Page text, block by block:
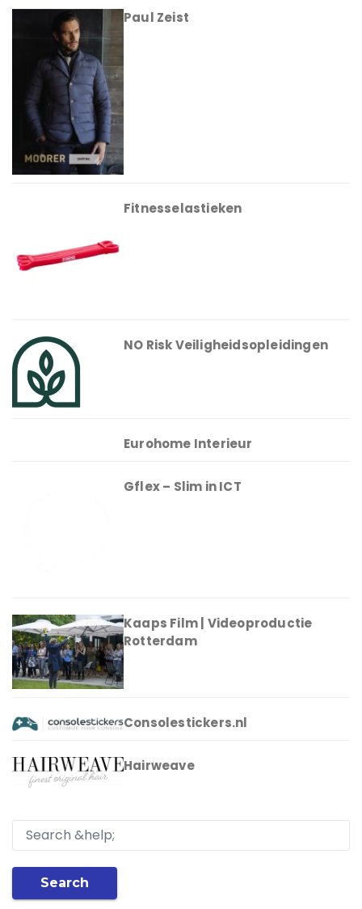
Paul Zeist
Fitnesselastieken
NO Risk Veiligheidsopleidingen
Eurohome Interieur
Gflex – Slim in ICT
Kaaps Film | Videoproductie
Rotterdam
Consolestickers.nl
Hairweave
Search